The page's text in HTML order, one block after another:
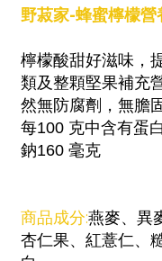
野菽家-蜂蜜檸檬營
檸檬酸甜好滋味，
類及整顆堅果補充
然無防腐劑，無膽
每100 克中含有蛋
鈉160 毫克
商品成分:燕麥、異
杏仁果、紅薏仁、